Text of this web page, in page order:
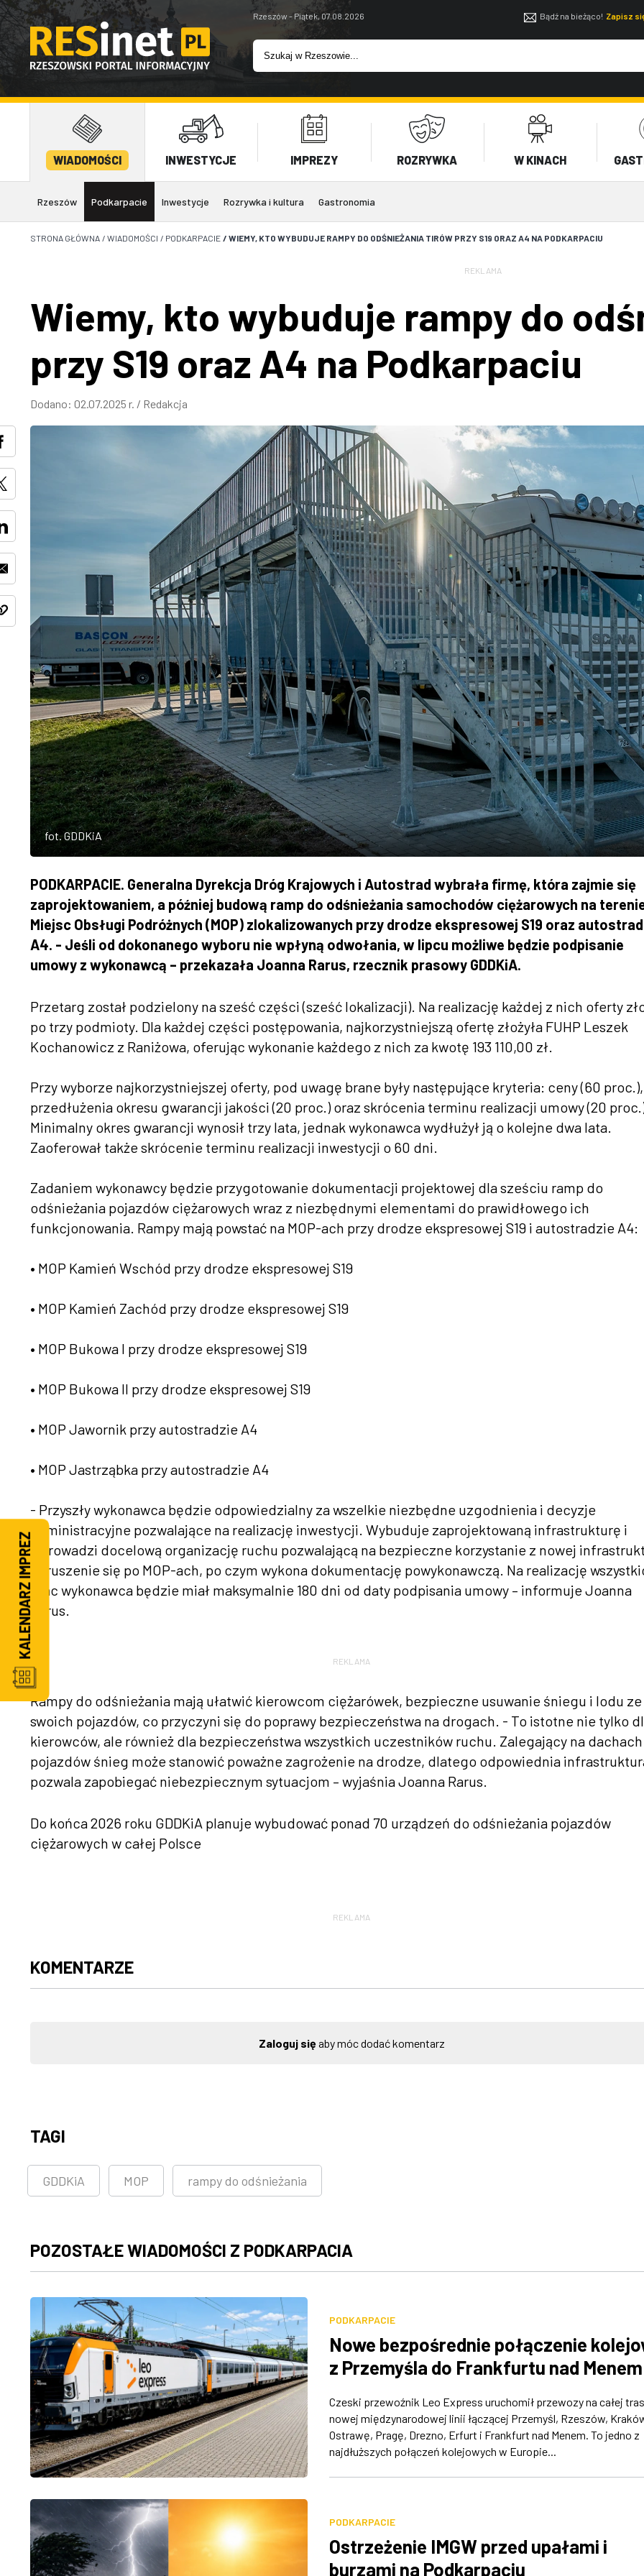
Rzeszów - Piątek, 07.08.2026 Bądź na bieżąco! Zapisz
WIADOMOŚCI INWESTYCJE IMPREZY ROZRYWKA W KINACH
Rzeszów Podkarpacie Inwestycje Rozrywka i kultura Gastronomia
STRONA GŁÓWNA / WIADOMOŚCI / PODKARPACIE / WIEMY, KTO WYBUDUJE RAMPY DO ODŚNIEŻANIA TIRÓW PRZY S19 ORAZ A4 NA PODKARPACIU
REKLAMA
Wiemy, kto wybuduje rampy do
przy S19 oraz A4 na Podkarpaciu
Dodano: 02.07.2025 r. / Redakcja
fot. GDDKiA
PODKARPACIE. Generalna Dyrekcja Dróg Krajowych i Autostrad wybrała firmę, która zajmie się
zaprojektowaniem, a później budową ramp do odśnieżania samochodów ciężarowych na
Miejsc Obsługi Podróżnych (MOP) zlokalizowanych przy drodze ekspresowej S19 oraz
A4. - Jeśli od dokonanego wyboru nie wpłyną odwołania, w lipcu możliwe będzie podpisanie
umowy z wykonawcą – przekazała Joanna Rarus, rzecznik prasowy GDDKiA.
Przetarg został podzielony na sześć części (sześć lokalizacji). Na realizację każdej z nich oferty
po trzy podmioty. Dla każdej części postępowania, najkorzystniejszą ofertę złożyła FUHP Leszek
Kochanowicz z Raniżowa, oferując wykonanie każdego z nich za kwotę 193 110,00 zł.
Przy wyborze najkorzystniejszej oferty, pod uwagę brane były następujące kryteria: ceny (60 proc.),
przedłużenia okresu gwarancji jakości (20 proc.) oraz skrócenia terminu realizacji umowy (20
Minimalny okres gwarancji wynosił trzy lata, jednak wykonawca wydłużył ją o kolejne dwa lata.
Zaoferował także skrócenie terminu realizacji inwestycji o 60 dni.
Zadaniem wykonawcy będzie przygotowanie dokumentacji projektowej dla sześciu ramp do
odśnieżania pojazdów ciężarowych wraz z niezbędnymi elementami do prawidłowego ich
funkcjonowania. Rampy mają powstać na MOP-ach przy drodze ekspresowej S19 i autostradzie A4:
• MOP Kamień Wschód przy drodze ekspresowej S19
• MOP Kamień Zachód przy drodze ekspresowej S19
• MOP Bukowa I przy drodze ekspresowej S19
• MOP Bukowa II przy drodze ekspresowej S19
• MOP Jawornik przy autostradzie A4
• MOP Jastrząbka przy autostradzie A4
- Przyszły wykonawca będzie odpowiedzialny za wszelkie niezbędne uzgodnienia i decyzje
administracyjne pozwalające na realizację inwestycji. Wybuduje zaprojektowaną infrastrukturę i
wprowadzi docelową organizację ruchu pozwalającą na bezpieczne korzystanie z nowej
poruszenie się po MOP-ach, po czym wykona dokumentację powykonawczą. Na realizację
prac wykonawca będzie miał maksymalnie 180 dni od daty podpisania umowy – informuje Joanna
Rarus.
REKLAMA
Rampy do odśnieżania mają ułatwić kierowcom ciężarówek, bezpieczne usuwanie śniegu i lodu ze
swoich pojazdów, co przyczyni się do poprawy bezpieczeństwa na drogach. - To istotne nie tylko
kierowców, ale również dla bezpieczeństwa wszystkich uczestników ruchu. Zalegający na dachach
pojazdów śnieg może stanowić poważne zagrożenie na drodze, dlatego odpowiednia
pozwala zapobiegać niebezpiecznym sytuacjom – wyjaśnia Joanna Rarus.
Do końca 2026 roku GDDKiA planuje wybudować ponad 70 urządzeń do odśnieżania pojazdów
ciężarowych w całej Polsce
REKLAMA
KOMENTARZE
Zaloguj sięaby móc dodać komentarz
TAGI
GDDKiA MOP rampy do odśnieżania
POZOSTAŁE WIADOMOŚCI Z PODKARPACIA
PODKARPACIE
Nowe bezpośrednie połączenie
z Przemyśla do Frankfurtu nad Menem
Czeski przewoźnik Leo Express uruchomił przewozy na całej
nowej międzynarodowej linii łączącej Przemyśl, Rzeszów,
Ostrawę, Pragę, Drezno, Erfurt i Frankfurt nad Menem. To jedno z
najdłuższych połączeń kolejowych w Europie...
PODKARPACIE
Ostrzeżenie IMGW przed upałami i
burzami na Podkarpaciu
KALENDARZ IMPREZ